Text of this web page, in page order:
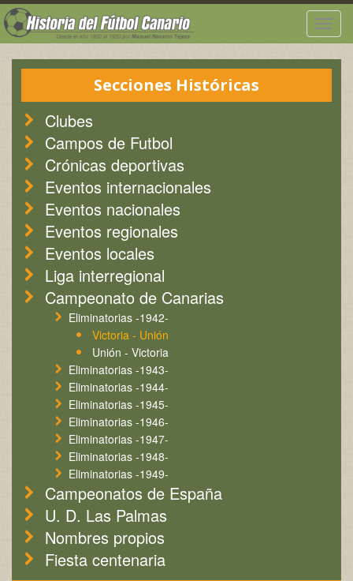
Secciones Históricas
Clubes
Campos de Futbol
Crónicas deportivas
Eventos internacionales
Eventos nacionales
Eventos regionales
Eventos locales
Liga interregional
Campeonato de Canarias
Eliminatorias -1942-
Victoria - Unión
Unión - Victoria
Eliminatorias -1943-
Eliminatorias -1944-
Eliminatorias -1945-
Eliminatorias -1946-
Eliminatorias -1947-
Eliminatorias -1948-
Eliminatorias -1949-
Campeonatos de España
U. D. Las Palmas
Nombres propios
Fiesta centenaria